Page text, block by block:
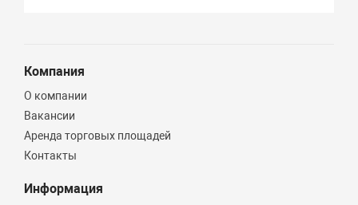
Компания
О компании
Вакансии
Аренда торговых площадей
Контакты
Информация